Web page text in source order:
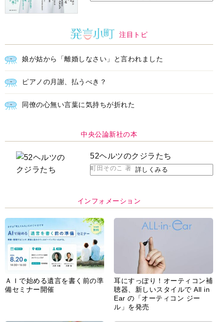
注目トピ
娘が姑から「離婚しなさい」と言われました
ピアノの月謝、払うべき？
同僚の心無い言葉に気持ちが折れた
中央公論新社の本
52ヘルツのクジラたち
町田そのこ 著 詳しくみる
インフォメーション
ＡＩで始める遺言を書く前の準
備セミナー開催
耳にすっぽり！オーティコン補
聴器、新しいスタイルで All in
Ear の「オーティコン ジー
ル」を発売